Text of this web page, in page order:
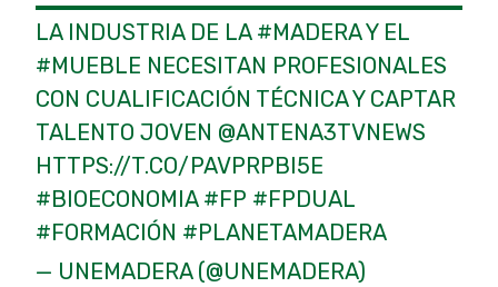
LA INDUSTRIA DE LA #MADERAY EL
#MUEBLE NECESITAN PROFESIONALES
CON CUALIFICACIÓN TÉCNICA Y CAPTAR
TALENTO JOVEN @ANTENA3TVNEWS
HTTPS://T.CO/PAVPRPBI5E
#BIOECONOMIA #FP #FPDUAL
#FORMACIÓN #PLANETAMADERA
— UNEMADERA (@UNEMADERA)